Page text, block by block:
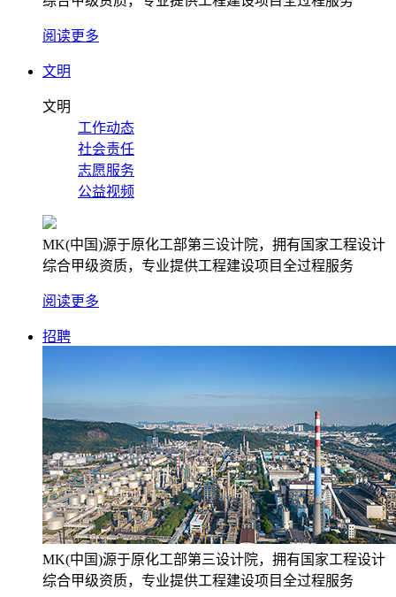
阅读更多
文明
文明
工作动态
社会责任
志愿服务
公益视频
MK(中国)源于原化工部第三设计院，拥有国家工程设计
综合甲级资质，专业提供工程建设项目全过程服务
阅读更多
招聘
MK(中国)源于原化工部第三设计院，拥有国家工程设计
综合甲级资质，专业提供工程建设项目全过程服务